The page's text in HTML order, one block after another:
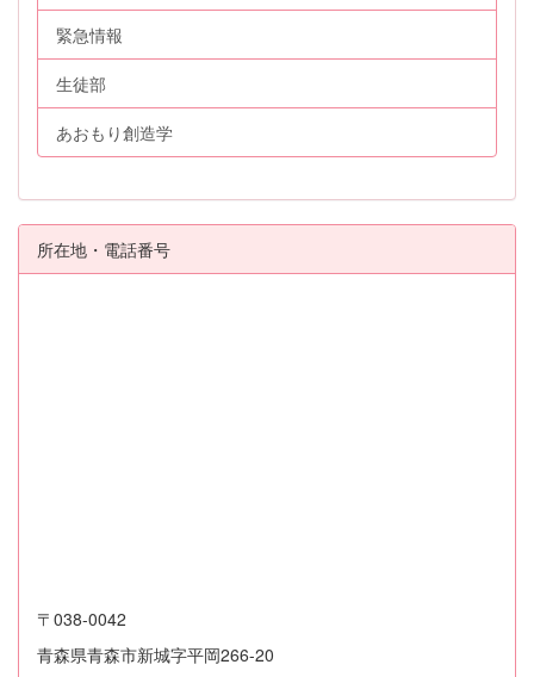
緊急情報
生徒部
あおもり創造学
所在地・電話番号
〒038-0042
青森県青森市新城字平岡266-20